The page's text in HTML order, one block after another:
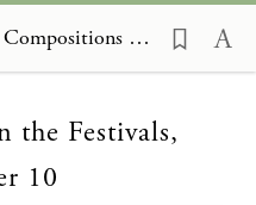
Likkutei Maamarim, Compositions on the Festivals 10
the Festivals,
10